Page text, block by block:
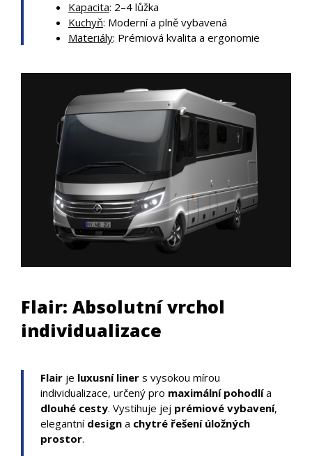
Kapacita: 2–4 lůžka
Kuchyň: Moderní a plně vybavená
Materiály: Prémiová kvalita a ergonomie
Flair: Absolutní vrchol
individualizace
Flair je luxusní liner s vysokou mírou
individualizace, určený pro maximální pohodlía
dlouhé cesty. Vystihuje jej prémiové vybavení,
elegantní design a chytré řešení úložných
prostor.